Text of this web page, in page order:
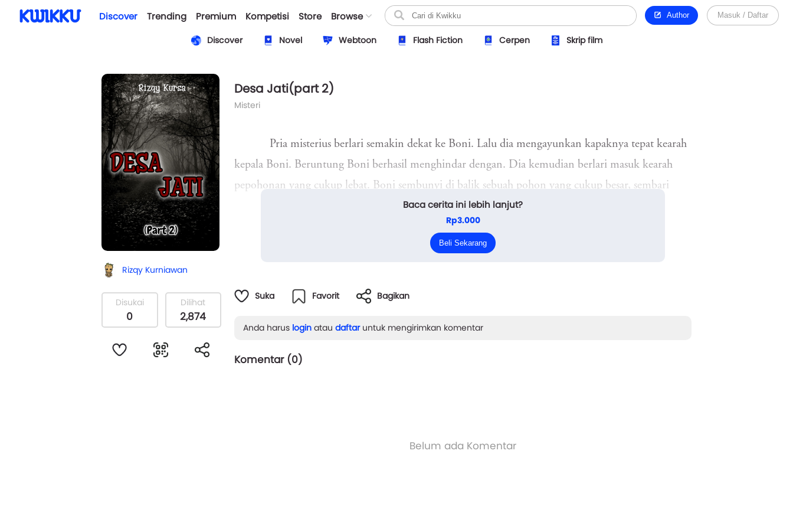
Discover Trending Premium Kompetisi Store Browse Author Masuk / Daftar
Discover Novel Webtoon Flash Fiction Cerpen Skrip film
Rizqy Kurniawan
Disukai
0
Dilihat
2,874
Desa Jati(part 2)
Misteri
Pria misterius berlari semakin dekat ke Boni. Lalu dia mengayunkan kapaknya tepat kearah
kepala Boni. Beruntung Boni berhasil menghindar dengan. Dia kemudian berlari masuk kearah
pepohonan yang cukup lebat. Boni sembunyi di balik sebuah pohon yang cukup besar, sembari
memperhatikan area sekitar dengan sangat fokus.
Pria misterius tak terlihat lagi. Boni mulai sedikit lega. Dia kemudian duduk dan beristirahat
sejenak dengan wajahnya yang tampak sangat kelelahan. Boni tak menyangka akan mengala...
Baca cerita ini lebih lanjut?
Rp3.000
Beli Sekarang
Suka Favorit Bagikan
Anda harus login atau daftaruntuk mengirimkan komentar
Komentar (0)
Belum ada Komentar